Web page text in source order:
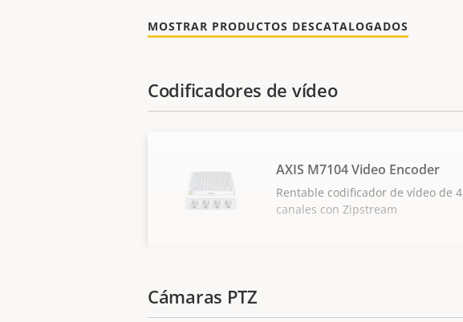
MOSTRAR PRODUCTOS DESCATALOGADOS
Codificadores de vídeo
AXIS M7104 Video Encoder
Rentable codificador de vídeo de 4
canales con Zipstream
Cámaras PTZ